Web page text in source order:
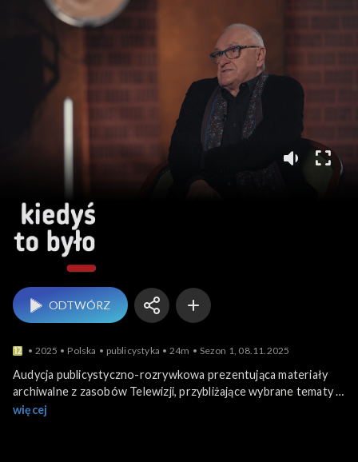
ODTWÓRZ
2025 Polska publicystyka 24m Sezon 1, 08.11.2025
Audycja publicystyczno-rozrywkowa prezentująca materiały
archiwalne z zasobów Telewizji, przybliżające wybrane tematy i
wydarzenia, które miały miejsce w tym samym tygodniu kilka,
więcej